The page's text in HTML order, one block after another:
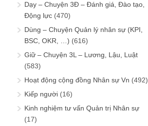
Dạy – Chuyện 3Đ – Đánh giá, Đào tạo,
Động lực (470)
Dùng – Chuyện Quản lý nhân sự (KPI,
BSC, OKR, …) (616)
Giữ – Chuyện 3L – Lương, Lậu, Luật
(583)
Hoạt động cộng đồng Nhân sự Vn (492)
Kiếp người (16)
Kinh nghiệm tư vấn Quản trị Nhân sự
(17)